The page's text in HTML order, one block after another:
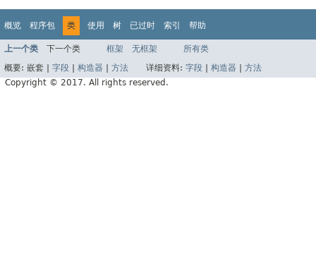
概览 程序包 类 使用 树 已过时 索引 帮助
上一个类 下一个类 框架 无框架
所有类
概要: 嵌套 | 字段 构造器 方法 详细资料: 字段 构造器
方法
Copyright © 2017. All rights reserved.